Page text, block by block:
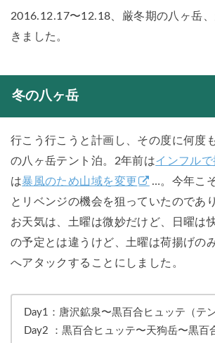
2016.12.17〜12.18、厳冬期の八ヶ岳
きました。
冬の八ヶ岳
行こう行こうと計画し、その度に何度
の八ヶ岳テント泊。2年前はインフルで
は暴風のため山域を変更
…。今年こ
とリベンジの機会を狙っていたのであ
お天気は、土曜は微妙だけど、日曜は
の予定とは違うけど、土曜は荷揚げの
へアタックすることにしました。
Day1：唐沢鉱泉〜黒百合ヒュッテ（テン
Day2 ：黒百合ヒュッテ〜天狗岳〜黒百